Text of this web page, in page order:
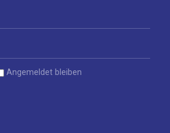
Angemeldet bleiben